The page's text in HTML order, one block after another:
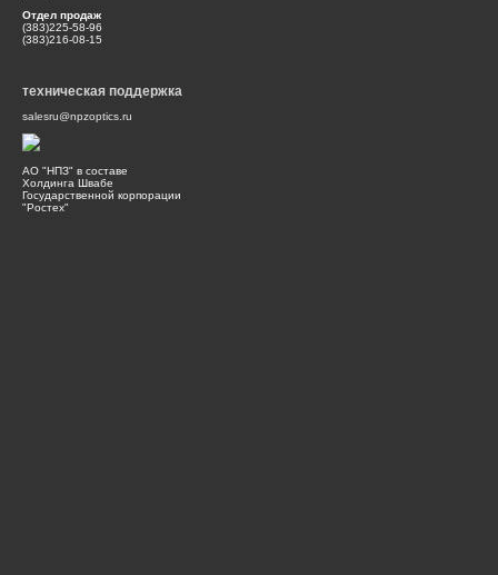
Отдел продаж
(383)225-58-96
(383)216-08-15
техническая поддержка
salesru@npzoptics.ru
АО "НПЗ" в составе
Холдинга Швабе
Государственной корпорации
"Ростех"